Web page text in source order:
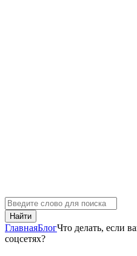
Найти
ГлавнаяБлогЧто делать, если
соцсетях?